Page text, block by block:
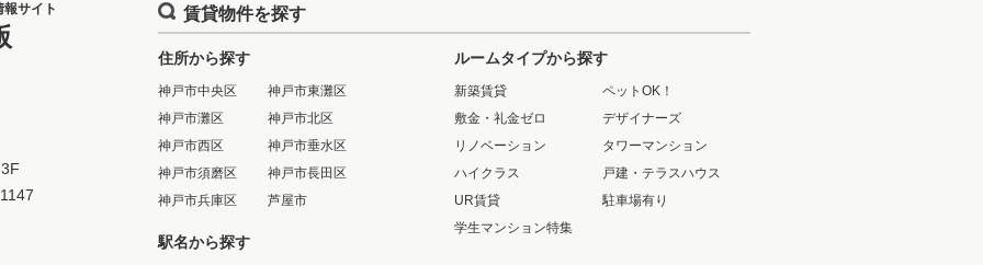
サイト 賃貸物件を探す
住所から探す
神戸市中央区
神戸市東灘区
神戸市灘区
神戸市北区
神戸市西区
神戸市垂水区
神戸市須磨区
神戸市長田区
神戸市兵庫区
芦屋市
駅名から探す
ルームタイプから探す
新築賃貸
ペットOK！
敷金・礼金ゼロ
デザイナーズ
リノベーション
タワーマンション
ハイクラス
戸建・テラスハウス
UR賃貸
駐車場有り
学生マンション特集